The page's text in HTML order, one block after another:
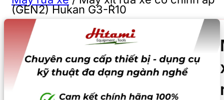
(GEN2) Hukan G3-R10